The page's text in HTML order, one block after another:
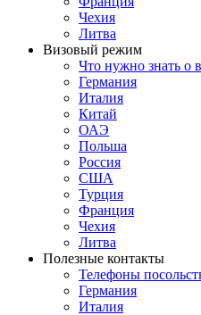
Чехия
Литва
Визовый режим
Что нужно знать о
Германия
Италия
Китай
ОАЭ
Польша
Россия
США
Турция
Франция
Чехия
Литва
Полезные контакты
Телефоны
Германия
Италия